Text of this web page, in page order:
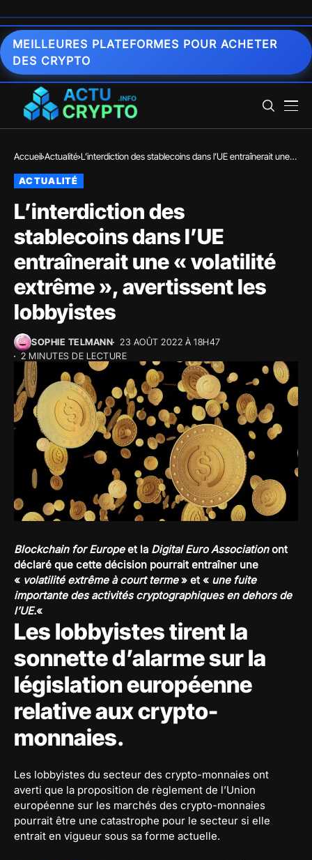
MEILLEURES PLATEFORMES POUR ACHETER
DES CRYPTO
Accueil Actualité L’interdiction des stablecoins dans l’UE entraînerait une
ACTUALITÉ
L’interdiction des
stablecoins dans l’UE
entraînerait une « volatilité
extrême », avertissent les
lobbyistes
SOPHIE TELMANN
23 AOÛT 2022 À 18H47
2 MINUTES DE LECTURE
Blockchain for Europeet la Digital Euro Associationont
déclaré que cette décision pourrait entraîner une
« volatilité extrême à court terme» et « une fuite
importante des activités cryptographiques en dehors de
l’UE.«
Les lobbyistes tirent la
sonnette d’alarme sur la
législation européenne
relative aux crypto-
monnaies.
Les lobbyistes du secteur des crypto-monnaies ont
averti que la proposition de règlement de l’Union
européenne sur les marchés des crypto-monnaies
pourrait être une catastrophe pour le secteur si elle
entrait en vigueur sous sa forme actuelle.